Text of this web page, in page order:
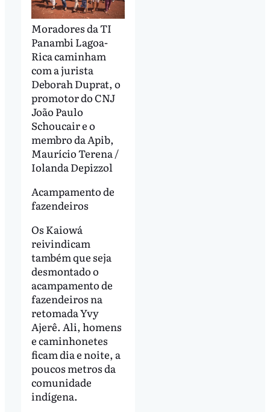
Moradores da TI
Panambi Lagoa-
Rica caminham
com a jurista
Deborah Duprat, o
promotor do CNJ
João Paulo
Schoucair e o
membro da Apib,
Maurício Terena /
Iolanda Depizzol
Acampamento de
fazendeiros
Os Kaiowá
reivindicam
também que seja
desmontado o
acampamento de
fazendeiros na
retomada Yvy
Ajerê. Ali, homens
e caminhonetes
ficam dia e noite, a
poucos metros da
comunidade
indígena.